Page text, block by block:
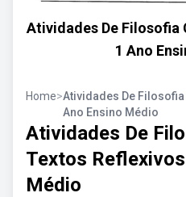
Atividades De Filosofia
1 Ano
Home>Atividades De Filosofia
Ano Ensino Médio
Atividades De
Textos
Médio